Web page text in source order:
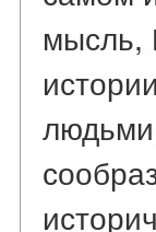
мысль,